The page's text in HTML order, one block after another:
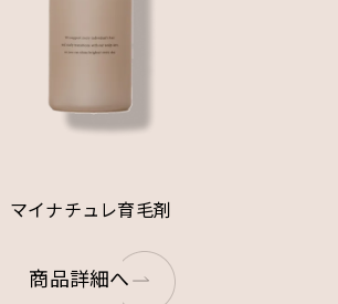
マイナチュレ育毛剤
商品詳細へ